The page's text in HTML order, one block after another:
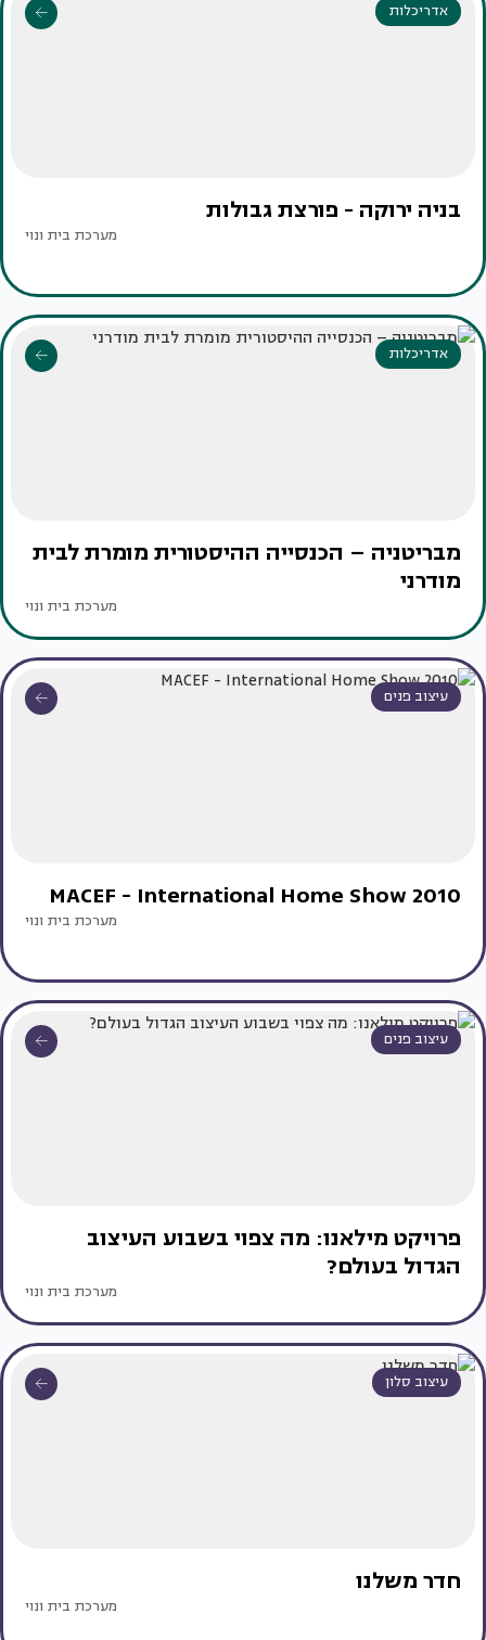
אדריכלות
בניה ירוקה - פורצת גבולות
מערכת בית ונוי
אדריכלות
מבריטניה – הכנסייה ההיסטורית מומרת לבית
מודרני
מערכת בית ונוי
עיצוב פנים
MACEF - International Home Show 2010
מערכת בית ונוי
עיצוב פנים
פרויקט מילאנו: מה צפוי בשבוע העיצוב
הגדול בעולם?
מערכת בית ונוי
עיצוב סלון
חדר משלנו
מערכת בית ונוי